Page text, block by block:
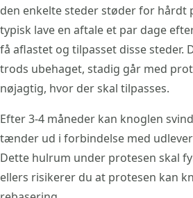
den enkelte steder støder for hårdt
typisk lave en aftale et par dage
få aflastet og tilpasset disse steder.
trods ubehaget, stadig går med
nøjagtig, hvor der skal tilpasses.
Efter 3-4 måneder kan knoglen
tænder ud i forbindelse med
Dette hulrum under protesen skal
ellers risikerer du at protesen kan